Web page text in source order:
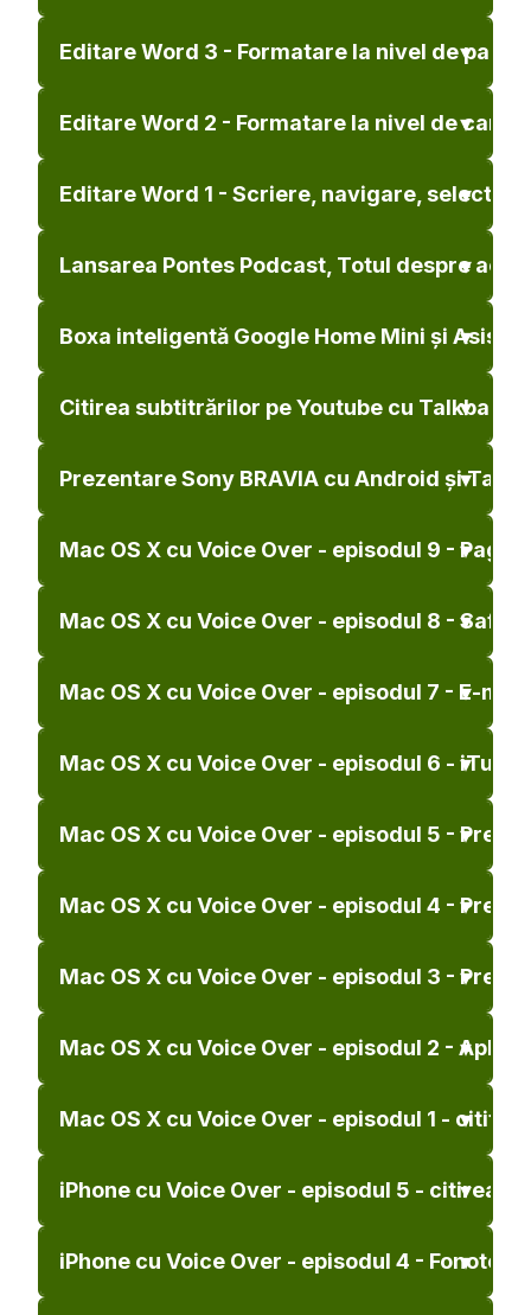
Editare Word 3 - Formatare la nivel de
Editare Word 2 - Formatare la nivel de
Editare Word 1 - Scriere, navigare,
Lansarea Pontes Podcast, Totul despre
Boxa inteligentă Google Home Mini și
Citirea subtitrărilor pe Youtube cu Talkback
Prezentare Sony BRAVIA cu Android și
Mac OS X cu Voice Over - episodul 9 - Pages
Mac OS X cu Voice Over - episodul 8 - Safari
Mac OS X cu Voice Over - episodul 7 - E-mail
Mac OS X cu Voice Over - episodul 6 - iTunes
Mac OS X cu Voice Over - episodul 5 -
Mac OS X cu Voice Over - episodul 4 -
Mac OS X cu Voice Over - episodul 3 -
Mac OS X cu Voice Over - episodul 2 -
Mac OS X cu Voice Over - episodul 1 -
iPhone cu Voice Over - episodul 5 - citirea
iPhone cu Voice Over - episodul 4 - Fonoteca